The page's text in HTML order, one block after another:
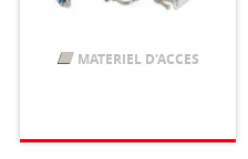
MATERIEL D'ACCES